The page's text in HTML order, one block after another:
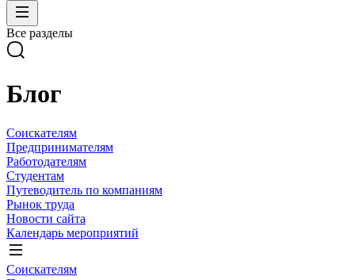
Все разделы
Блог
Соискателям
Предпринимателям
Работодателям
Студентам
Путеводитель по компаниям
Рынок труда
Новости сайта
Календарь мероприятий
Соискателям